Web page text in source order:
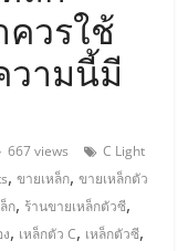
ควรใช้
วามนี้มี
667 views
C Light
,ขายเหล็ก,ขายเหล็กตัว
ก, ร้านขายเหล็กตัวซี,
, เหล็กตัว C, เหล็กตัวซี,